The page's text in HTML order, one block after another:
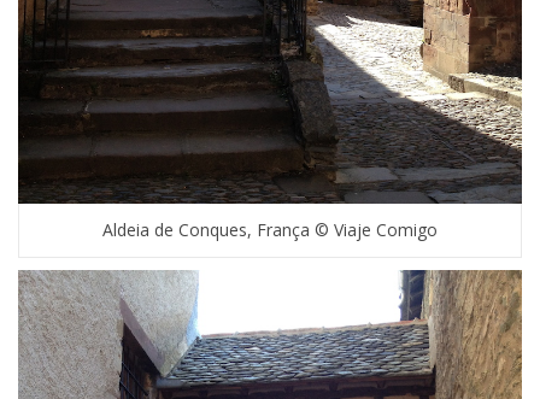
Aldeia de Conques, França © Viaje Comigo